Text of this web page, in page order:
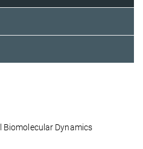
Biomolecular Dynamics